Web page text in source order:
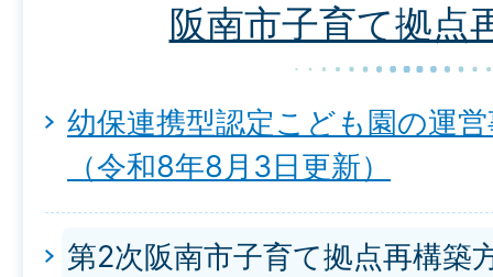
阪南市子育て拠点
幼保連携型認定こども園の運
（令和8年8月3日更新）
第2次阪南市子育て拠点再構築